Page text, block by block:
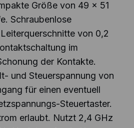
Größe von 49 x 51
Schraubenlose
von 0,2
im
der Kontakte.
und Steuerspannung von
für einen eventuell
Steuertaster.
erlaubt. Nutzt 2,4 GHz